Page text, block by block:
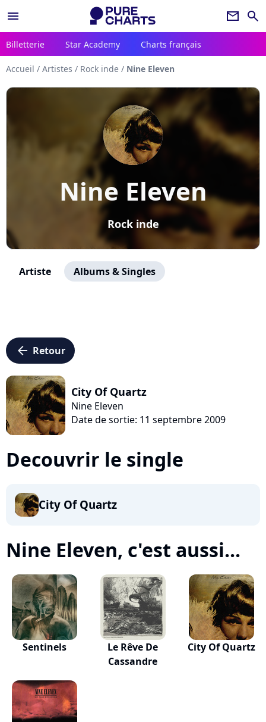
menu newsletter search
Billetterie Star Academy Charts français
Accueil / Artistes / Rock inde / Nine Eleven
Nine Eleven
Rock inde
Artiste Albums & Singles
arrow_left Retour
City Of Quartz
Nine Eleven
Date de sortie: 11 septembre 2009
Decouvrir le single
City Of Quartz
Nine Eleven, c'est aussi...
Sentinels
Le Rêve De
Cassandre
City Of Quartz